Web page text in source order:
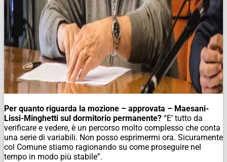
Per quanto riguarda la mozione – approvata – Maesani-
Lissi-Minghetti sul dormitorio permanente? “E’ tutto da
verificare e vedere, è un percorso molto complesso che conta
una serie di variabili. Non posso esprimermi ora. Sicuramente
col Comune stiamo ragionando su come proseguire nel
tempo in modo più stabile”.